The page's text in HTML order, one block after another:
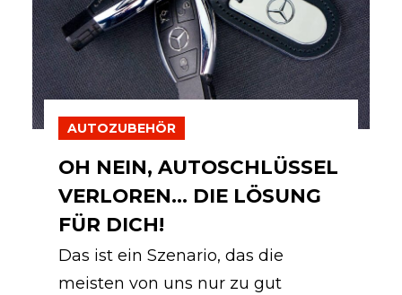
AUTOZUBEHÖR
OH NEIN, AUTOSCHLÜSSEL
VERLOREN… DIE LÖSUNG
FÜR DICH!
Das ist ein Szenario, das die
meisten von uns nur zu gut